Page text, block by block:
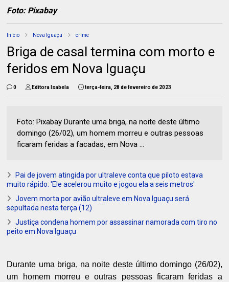
Foto: Pixabay
Início Nova Iguaçu crime
Briga de casal termina com morto e
feridos em Nova Iguaçu
0 Editora Isabela terça-feira, 28 de fevereiro de 2023
Foto: Pixabay Durante uma briga, na noite deste último
domingo (26/02), um homem morreu e outras pessoas
ficaram feridas a facadas, em Nova ...
Pai de jovem atingida por ultraleve conta que piloto estava
muito rápido: 'Ele acelerou muito e jogou ela a seis metros'
Jovem morta por avião ultraleve em Nova Iguaçu será
sepultada nesta terça (12)
Justiça condena homem por assassinar namorada com tiro no
peito em Nova Iguaçu
Durante uma briga, na noite deste último domingo (26/02),
um homem morreu e outras pessoas ficaram feridas a